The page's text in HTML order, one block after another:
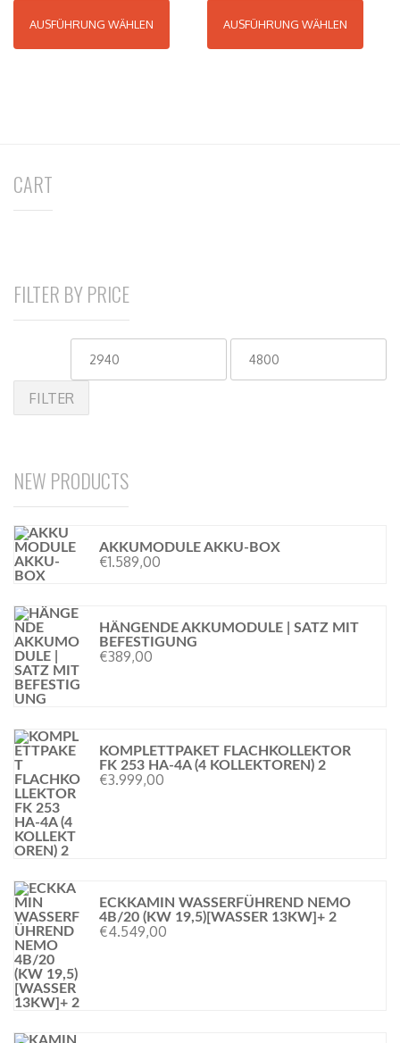
AUSFÜHRUNG WÄHLEN AUSFÜHRUNG WÄHLEN
CART
FILTER BY PRICE
FILTER
NEW PRODUCTS
AKKUMODULE AKKU-BOX
€1.589,00
HÄNGENDE AKKUMODULE | SATZ MIT
BEFESTIGUNG
€389,00
KOMPLETTPAKET FLACHKOLLEKTOR
FK 253 HA-4A (4 KOLLEKTOREN) 2
€3.999,00
ECKKAMIN WASSERFÜHREND NEMO
4B/20 (KW 19,5)[WASSER 13KW]+ 2
€4.549,00